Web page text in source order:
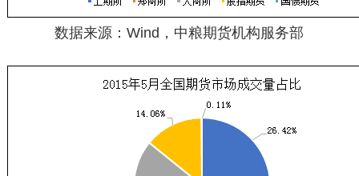
数据来源：Wind，中粮期货机构服务部